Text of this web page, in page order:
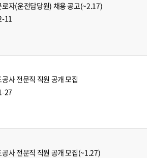
로자(운전담당원) 채용 공고(~2.17)
11
사 전문직 직원 공개 모집
27
사 전문직 직원 공개 모집(~1.27)